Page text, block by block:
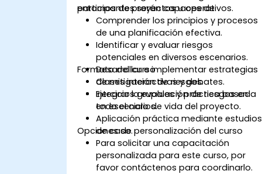
entornos de proyectos u operativos.
participantes serán capaces de:
Comprender los principios y procesos
de una planificación efectiva.
Identificar y evaluar riesgos
potenciales en diversos escenarios.
Desarrollar e implementar estrategias
de mitigación de riesgos.
Integrar la evaluación de riesgos en
todo el ciclo de vida del proyecto.
Formato del curso
Clases interactivas y debates.
Ejercicios grupales y práctica basada
en escenarios.
Aplicación práctica mediante estudios
de caso.
Opciones de personalización del curso
Para solicitar una capacitación
personalizada para este curso, por
favor contáctenos para coordinarlo.